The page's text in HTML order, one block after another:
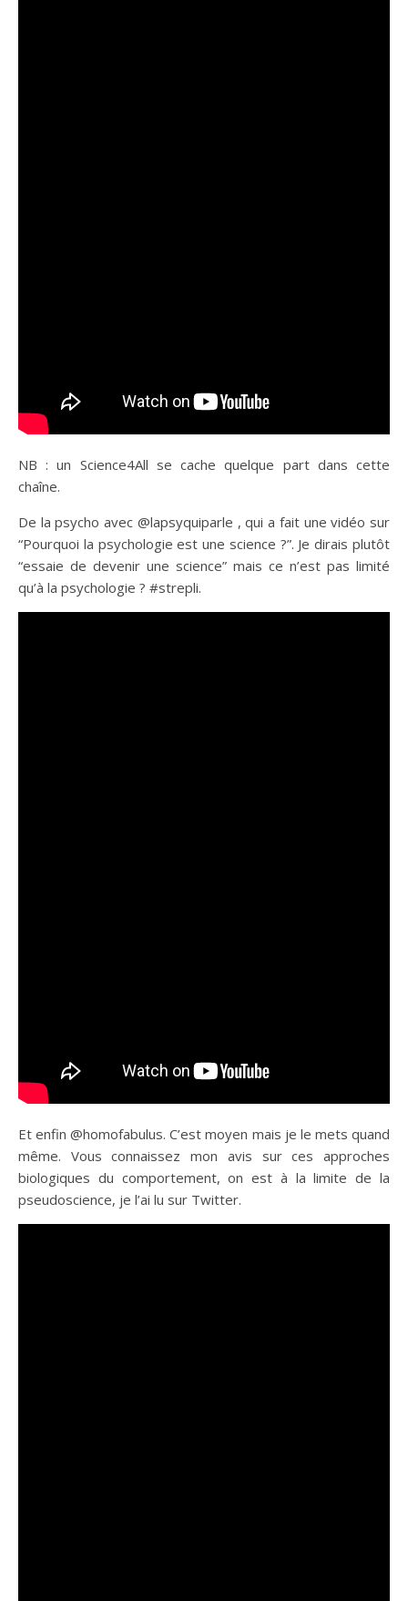
NB : un Science4All se cache quelque part dans cette
chaîne.
De la psycho avec @lapsyquiparle , qui a fait une vidéo sur
“Pourquoi la psychologie est une science ?”. Je dirais plutôt
“essaie de devenir une science” mais ce n’est pas limité
qu’à la psychologie ? #strepli.
Et enfin @homofabulus. C’est moyen mais je le mets quand
même. Vous connaissez mon avis sur ces approches
biologiques du comportement, on est à la limite de la
pseudoscience, je l’ai lu sur Twitter.